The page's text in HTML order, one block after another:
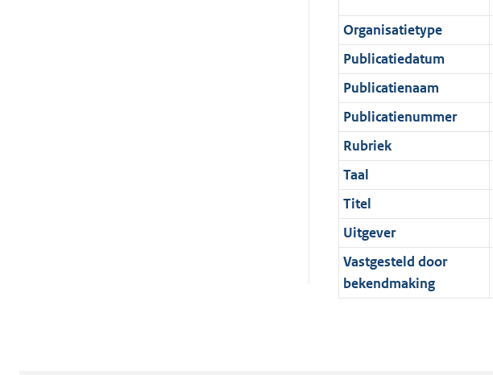
r
m
a
a
t
o
r
m
a
a
t
e
n
d
Organisatietype
Publicatiedatum
Publicatienaam
Publicatienummer
Rubriek
Taal
Titel
Uitgever
Vastgesteld door
bekendmaking